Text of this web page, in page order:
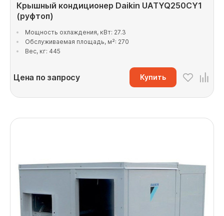
Крышный кондиционер Daikin UATYQ250CY1
(руфтоп)
Мощность охлаждения, кВт: 27.3
Обслуживаемая площадь, м²: 270
Вес, кг: 445
Цена по запросу Купить